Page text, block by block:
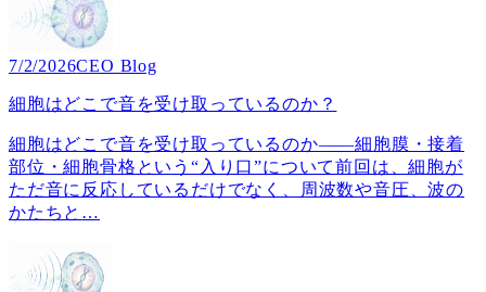
7/2/2026CEO Blog
細胞はどこで音を受け取っているのか？
細胞はどこで音を受け取っているのか――細胞膜・接着
部位・細胞骨格という“入り口”について前回は、細胞が
ただ音に反応しているだけでなく、周波数や音圧、波の
かたちと …